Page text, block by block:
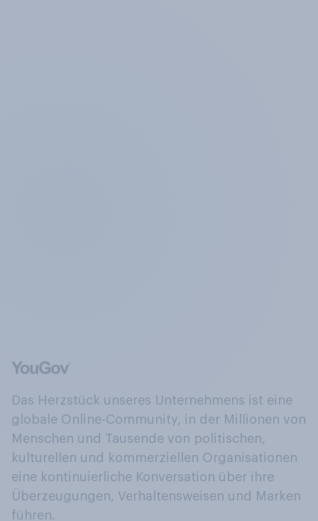
Das Herzstück unseres Unternehmens ist eine
globale Online-Community, in der Millionen von
Menschen und Tausende von politischen,
kulturellen und kommerziellen Organisationen
eine kontinuierliche Konversation über ihre
Überzeugungen, Verhaltensweisen und Marken
führen.